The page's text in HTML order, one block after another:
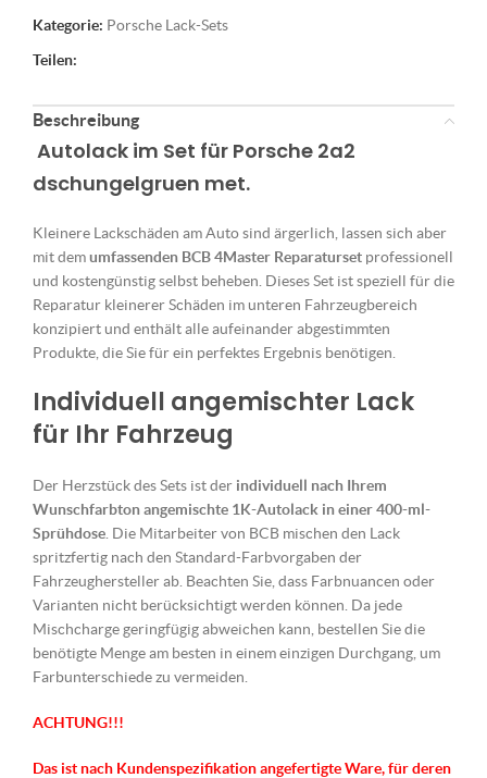
Kategorie: Porsche Lack-Sets
Teilen:
Beschreibung
Autolack im Set für Porsche 2a2
dschungelgruen met.
Kleinere Lackschäden am Auto sind ärgerlich, lassen sich aber
mit demumfassenden BCB 4Master Reparaturset professionell
und kostengünstig selbst beheben. Dieses Set ist speziell für die
Reparatur kleinerer Schäden im unteren Fahrzeugbereich
konzipiert und enthält alle aufeinander abgestimmten
Produkte, die Sie für ein perfektes Ergebnis benötigen.
Individuell angemischter Lack
für Ihr Fahrzeug
Der Herzstück des Sets ist der individuell nach Ihrem
Wunschfarbton angemischte 1K-Autolack in einer 400-ml-
Sprühdose . Die Mitarbeiter von BCB mischen den Lack
spritzfertig nach den Standard-Farbvorgaben der
Fahrzeughersteller ab. Beachten Sie, dass Farbnuancen oder
Varianten nicht berücksichtigt werden können. Da jede
Mischcharge geringfügig abweichen kann, bestellen Sie die
benötigte Menge am besten in einem einzigen Durchgang, um
Farbunterschiede zu vermeiden.
ACHTUNG!!!
Das ist nach Kundenspezifikation angefertigte Ware, für deren